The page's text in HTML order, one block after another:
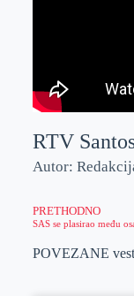
RTV
Autor:
PRETHODNO
POVEZANE